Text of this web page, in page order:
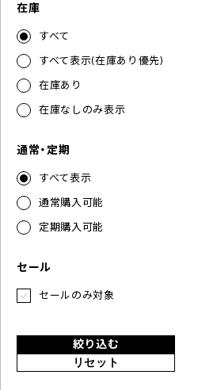
在庫
すべて
すべて表示(在庫あり優先)
在庫あり
在庫なしのみ表示
通常・定期
すべて表示
通常購入可能
定期購入可能
セール
セールのみ対象
絞り込む
リセット